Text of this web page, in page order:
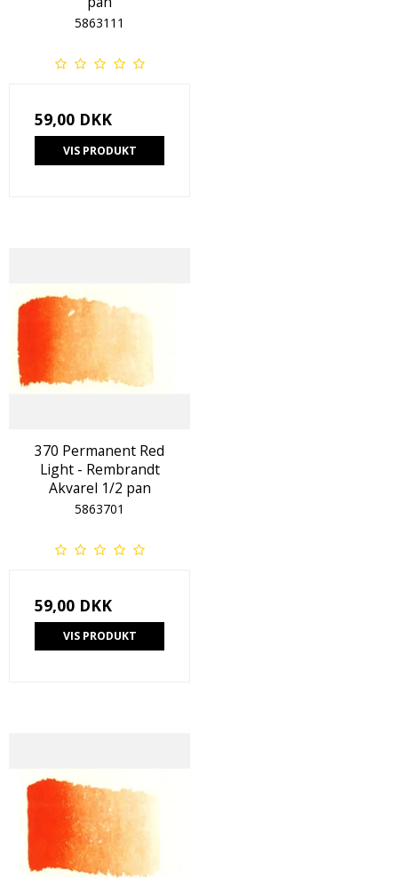
5863111
59,00 DKK
VIS PRODUKT
370 Permanent Red
Light - Rembrandt
Akvarel 1/2 pan
5863701
59,00 DKK
VIS PRODUKT